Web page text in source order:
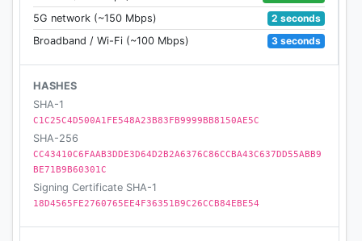
5G network (~150 Mbps)
2 seconds
Broadband / Wi-Fi (~100 Mbps)
3 seconds
HASHES
SHA-1
C1C25C4D500A1FE548A23B83FB9999BB8150AE5C
SHA-256
CC43410C6FAAB3DDE3D64D2B2A6376C86CCBA43C637DD55ABB9
BE71B9B60301C
Signing Certificate SHA-1
18D4565FE2760765EE4F36351B9C26CCB84EBE54